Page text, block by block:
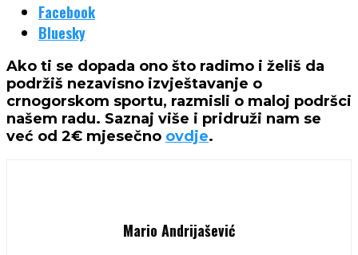
Facebook
Bluesky
Ako ti se dopada ono što radimo i želiš da
podržiš nezavisno izvještavanje o
crnogorskom sportu, razmisli o maloj podršci
našem radu. Saznaj više i pridruži nam se
već od 2€ mjesečno ovdje.
Mario Andrijašević